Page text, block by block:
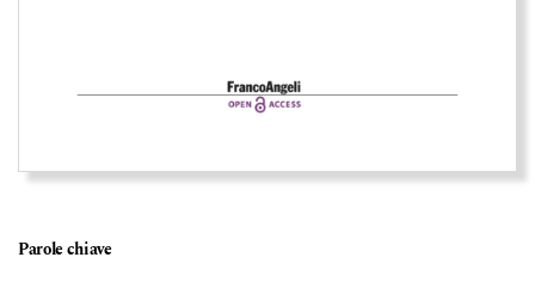
Parole chiave